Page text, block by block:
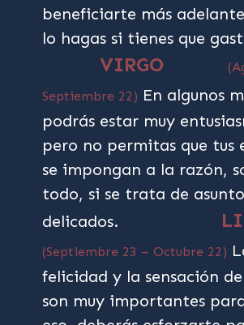
beneficiarte más
lo hagas si tienes que
VIRGO
Septiembre 22) En algunos
podrás estar muy
pero no permitas que tus
se impongan a la razón,
todo, si se trata de
delicados.
(Septiembre 23 – Octubre 22)
felicidad y la sensación
son muy importantes